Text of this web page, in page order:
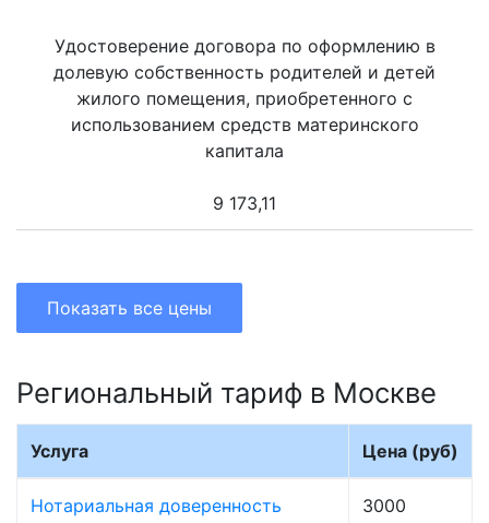
Удостоверение договора по оформлению в
долевую собственность родителей и детей
жилого помещения, приобретенного с
использованием средств материнского
капитала
9 173,11
Показать все цены
Региональный тариф в Москве
Услуга Цена (руб)
Нотариальная доверенность 3000